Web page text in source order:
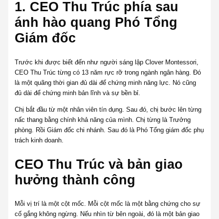
1. CEO Thu Trúc phía sau
ánh hào quang Phó Tổng
Giám đốc
Trước khi được biết đến như người sáng lập Clover Montessori,
CEO Thu Trúc từng có 13 năm rực rỡ trong ngành ngân hàng. Đó
là một quãng thời gian đủ dài để chứng minh năng lực. Nó cũng
đủ dài để chứng minh bản lĩnh và sự bền bỉ.
Chị bắt đầu từ một nhân viên tín dụng. Sau đó, chị bước lên từng
nấc thang bằng chính khả năng của mình. Chị từng là Trưởng
phòng. Rồi Giám đốc chi nhánh. Sau đó là Phó Tổng giám đốc phụ
trách kinh doanh.
CEO Thu Trúc và bản giao
hưởng thành công
Mỗi vị trí là một cột mốc. Mỗi cột mốc là một bằng chứng cho sự
cố gắng không ngừng. Nếu nhìn từ bên ngoài, đó là một bản giao